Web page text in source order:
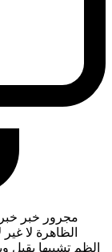
مجرور خبر
الظاهرة لا
الظم تشبيها بقبل